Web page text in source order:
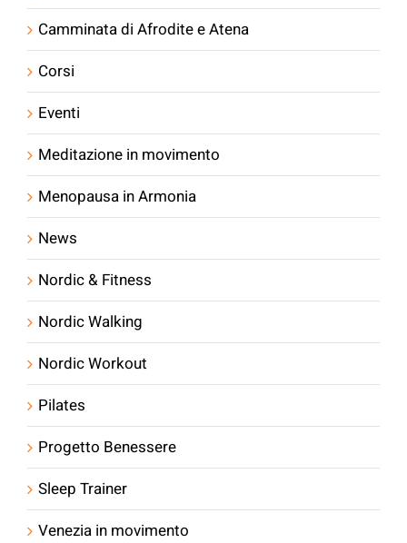
Camminata di Afrodite e Atena
Corsi
Eventi
Meditazione in movimento
Menopausa in Armonia
News
Nordic & Fitness
Nordic Walking
Nordic Workout
Pilates
Progetto Benessere
Sleep Trainer
Venezia in movimento